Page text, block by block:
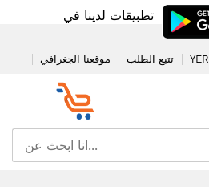
تطبيقات لدينا في
موقعنا الجغرافي تتبع الطلب YER